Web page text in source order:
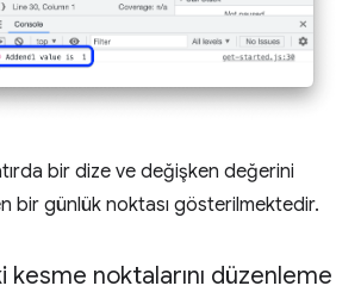
bir dize ve değişken değerini
bir günlük noktası gösterilmektedir.
kesme noktalarını düzenleme